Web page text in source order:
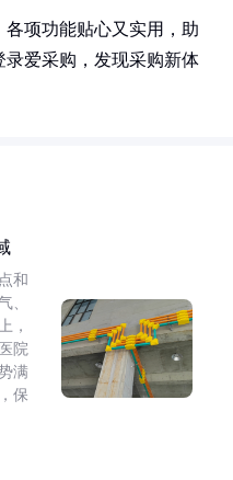
项功能贴心又实用，助
爱采购，发现采购新体
和
、
，
院
满
保